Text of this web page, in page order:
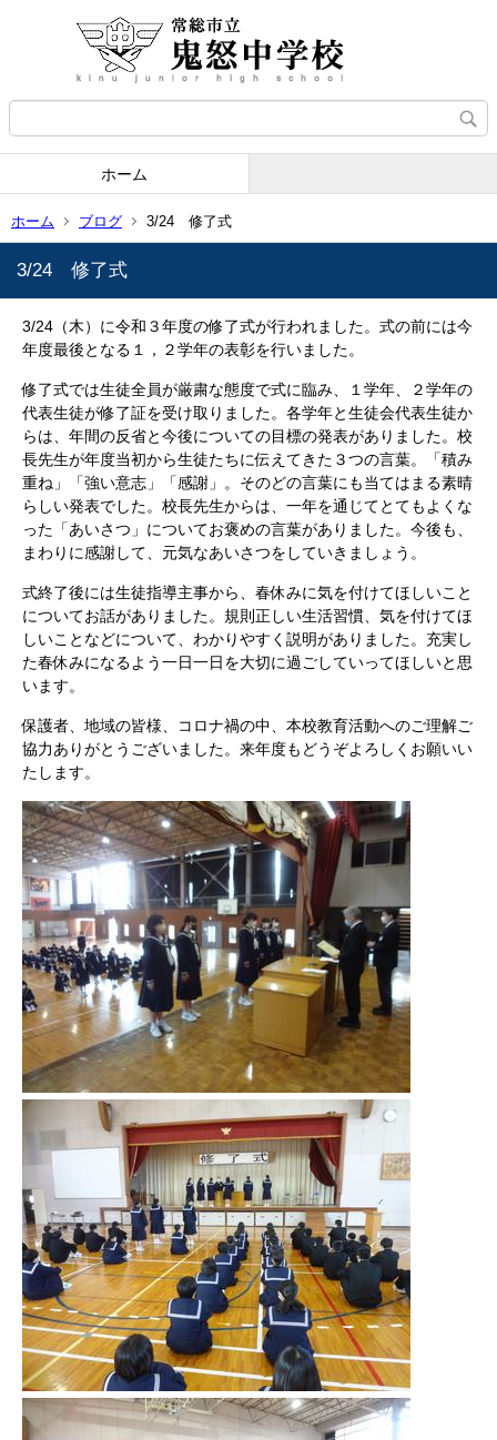
ホーム
ホーム ブログ 3/24 修了式
3/24 修了式
3/24（木）に令和３年度の修了式が行われました。式の前には今
年度最後となる１，２学年の表彰を行いました。
修了式では生徒全員が厳粛な態度で式に臨み、１学年、２学年の
代表生徒が修了証を受け取りました。各学年と生徒会代表生徒か
らは、年間の反省と今後についての目標の発表がありました。校
長先生が年度当初から生徒たちに伝えてきた３つの言葉。「積み
重ね」「強い意志」「感謝」。そのどの言葉にも当てはまる素晴
らしい発表でした。校長先生からは、一年を通じてとてもよくな
った「あいさつ」についてお褒めの言葉がありました。今後も、
まわりに感謝して、元気なあいさつをしていきましょう。
式終了後には生徒指導主事から、春休みに気を付けてほしいこと
についてお話がありました。規則正しい生活習慣、気を付けてほ
しいことなどについて、わかりやすく説明がありました。充実し
た春休みになるよう一日一日を大切に過ごしていってほしいと思
います。
保護者、地域の皆様、コロナ禍の中、本校教育活動へのご理解ご
協力ありがとうございました。来年度もどうぞよろしくお願いい
たします。